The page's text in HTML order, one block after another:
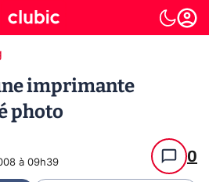
imprimante
photo
à 09h39 0